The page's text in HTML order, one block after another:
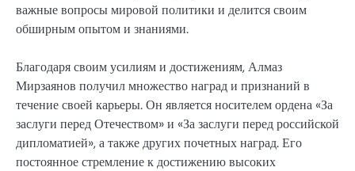
важные вопросы мировой политики и делится своим
обширным опытом и знаниями.
Благодаря своим усилиям и достижениям, Алмаз
Мирзаянов получил множество наград и признаний в
течение своей карьеры. Он является носителем ордена «За
заслуги перед Отечеством» и «За заслуги перед российской
дипломатией», а также других почетных наград. Его
постоянное стремление к достижению высоких